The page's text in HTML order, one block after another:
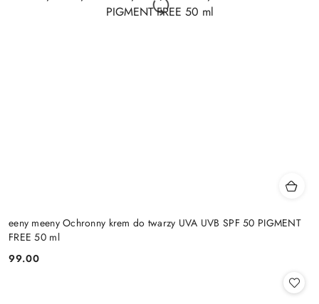
eeny meeny Ochronny krem do twarzy UVA UVB SPF 50 PIGMENT
FREE 50 ml
Cena:
99.00